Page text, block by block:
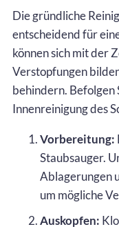
Die gründliche
entscheidend für
können sich mit der
Verstopfungen
behindern.
Innenreinigung des
Vorbereitung:
Staubsauger.
Ablagerungen
um mögliche
Auskopfen: